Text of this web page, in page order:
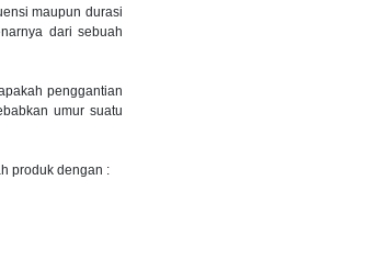
maupun durasi
dari sebuah
penggantian
umur suatu
produk dengan :